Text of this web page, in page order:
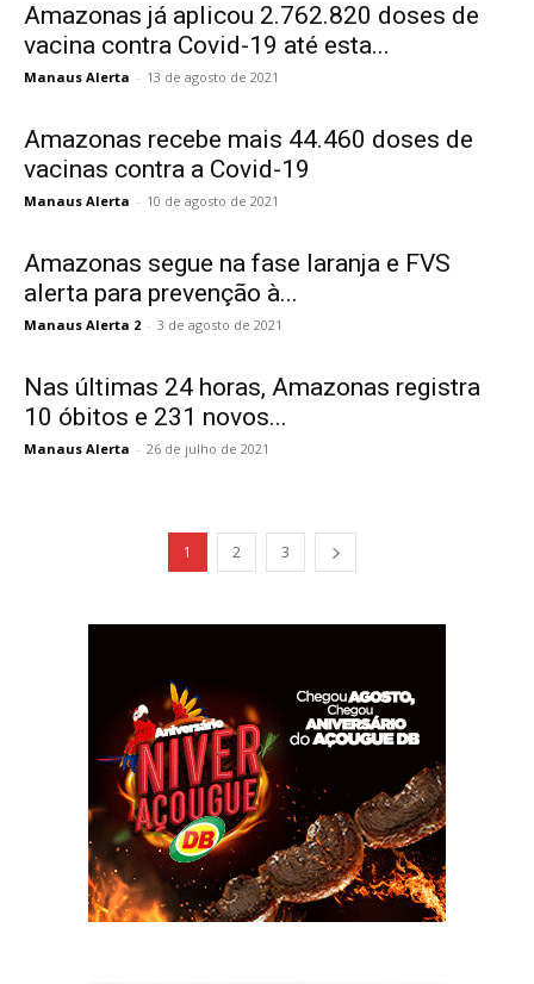
Amazonas já aplicou 2.762.820 doses de
vacina contra Covid-19 até esta...
Manaus Alerta - 13 de agosto de 2021
Amazonas recebe mais 44.460 doses de
vacinas contra a Covid-19
Manaus Alerta - 10 de agosto de 2021
Amazonas segue na fase laranja e FVS
alerta para prevenção à...
Manaus Alerta 2 - 3 de agosto de 2021
Nas últimas 24 horas, Amazonas registra
10 óbitos e 231 novos...
Manaus Alerta - 26 de julho de 2021
1 2 3